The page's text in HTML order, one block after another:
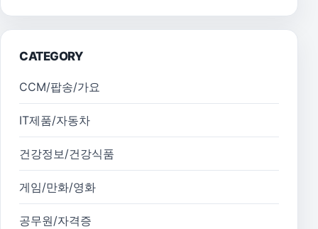
CATEGORY
CCM/팝송/가요
IT제품/자동차
건강정보/건강식품
게임/만화/영화
공무원/자격증